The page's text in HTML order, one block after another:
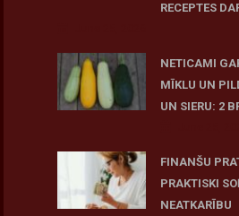
RECEPTES
NETICAMI
MĪKLU UN
UN SIERU: 2
FINANŠU
PRAKTISKI
NEATKARĪBU